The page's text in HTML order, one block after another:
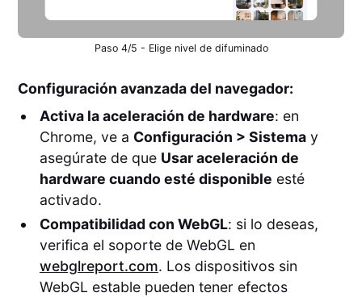
Paso 4/5 - Elige nivel de difuminado
Configuración avanzada del navegador:
Activa la aceleración de hardware: en
Chrome, ve a Configuración > Sistemay
asegúrate de que Usar aceleración de
hardware cuando esté disponible esté
activado.
Compatibilidad con WebGL: si lo deseas,
verifica el soporte de WebGL en
webglreport.com. Los dispositivos sin
WebGL estable pueden tener efectos